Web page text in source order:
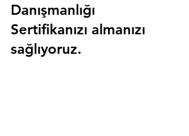
Danışmanlığı
Sertifikanızı almanızı
sağlıyoruz.